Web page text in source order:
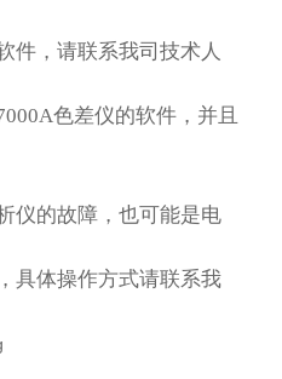
件，请联系我司技术人
色差仪的软件，并且
仪的故障，也可能是电
具体操作方式请联系我